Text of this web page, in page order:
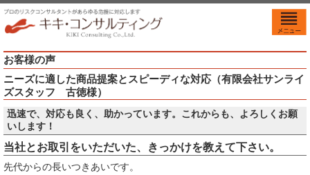
お客様の声
ニーズに適した商品提案とスピーディな対応（有限会社サンライ
ズスタッフ 古徳様）
迅速で、対応も良く、助かっています。これからも、よろしくお願
いします！
当社とお取引をいただいた、きっかけを教えて下さい。
先代からの長いつきあいです。